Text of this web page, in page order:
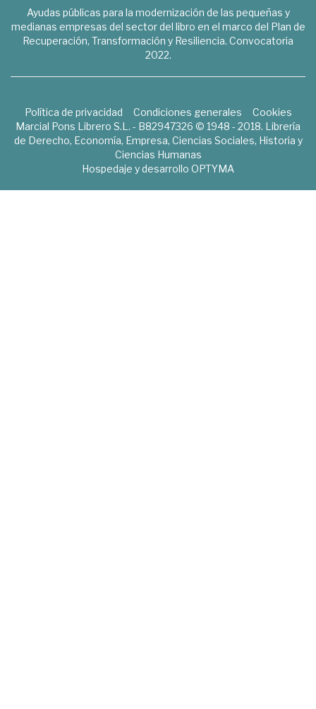
Ayudas públicas para la modernización de las pequeñas y
medianas empresas del sector del libro en el marco del Plan de
Recuperación, Transformación y Resiliencia. Convocatoria
2022.
Política de privacidad Condiciones generales
Cookies
Marcial Pons Librero S.L. - B82947326 © 1948 - 2018. Librería
de Derecho, Economía, Empresa, Ciencias Sociales, Historia y
Ciencias Humanas
Hospedaje y desarrollo OPTYMA